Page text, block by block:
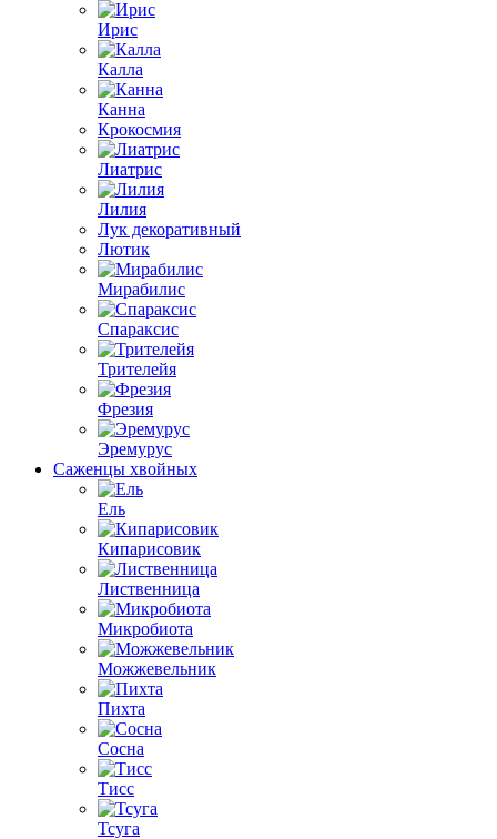
Ирис
Калла
Канна
Крокосмия
Лиатрис
Лилия
Лук декоративный
Лютик
Мирабилис
Спараксис
Трителейя
Фрезия
Эремурус
Саженцы хвойных
Ель
Кипарисовик
Лиственница
Микробиота
Можжевельник
Пихта
Сосна
Тисс
Тсуга